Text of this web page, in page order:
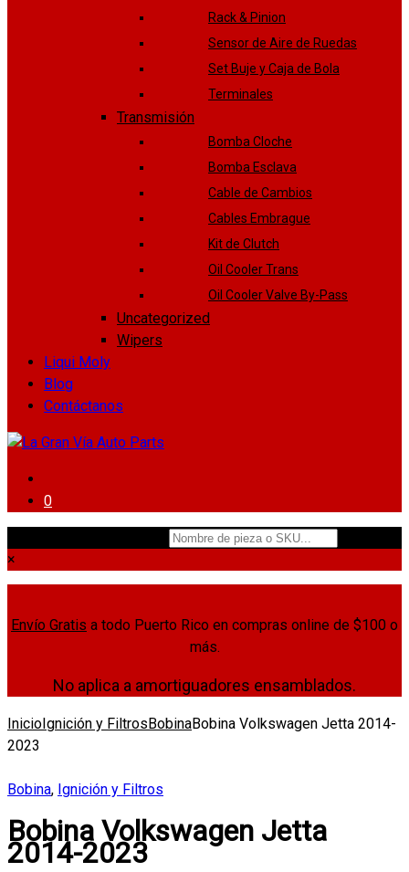
Rack & Pinion
Sensor de Aire de Ruedas
Set Buje y Caja de Bola
Terminales
Transmisión
Bomba Cloche
Bomba Esclava
Cable de Cambios
Cables Embrague
Kit de Clutch
Oil Cooler Trans
Oil Cooler Valve By-Pass
Uncategorized
Wipers
Liqui Moly
Blog
Contáctanos
0
×
Envío Gratis a todo Puerto Rico en compras online de $100 o
más.
No aplica a amortiguadores ensamblados.
InicioIgnición y FiltrosBobinaBobina Volkswagen Jetta 2014-
2023
Bobina, Ignición y Filtros
Bobina Volkswagen Jetta
2014-2023